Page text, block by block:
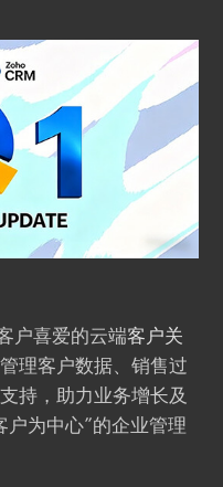
户喜爱的云端客户关
理客户数据、销售过
持，助力业务增长及
户为中心”的企业管理